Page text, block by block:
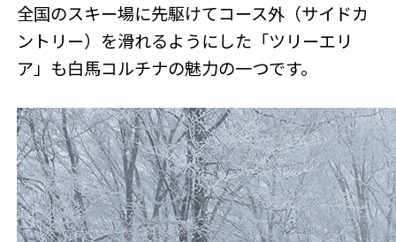
全国のスキー場に先駆けてコース外（サイドカ
ントリー）を滑れるようにした「ツリーエリ
ア」も白馬コルチナの魅力の一つです。